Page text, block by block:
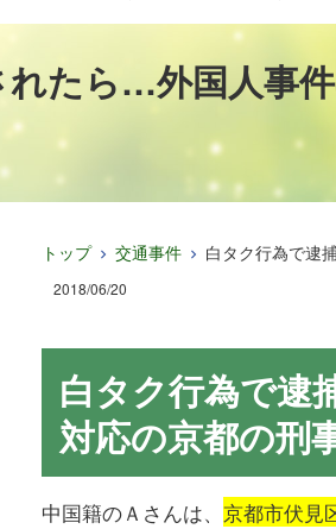
たら…外国人事
トップ 交通事件 白タク行為で逮
2018/06/20
白タク行為で逮
対応の京都の刑
中国籍のＡさんは、 京都市伏見